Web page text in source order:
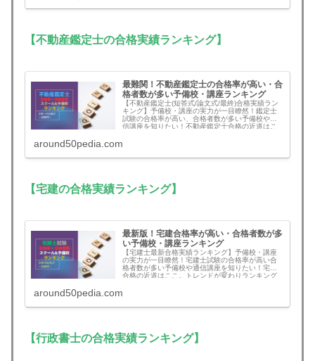
【不動産鑑定士の合格実績ランキング】
最難関！不動産鑑定士の合格率が高い・合
格者数が多い予備校・講座ランキング
【不動産鑑定士(短答式/論文式/最終)合格実績ラン
キング】予備校・講座の実力が一目瞭然！鑑定士
試験の合格率が高い、合格者数が多い予備校や通
信講座を知りたい！不動産鑑定士合格の近道はこ
around50pedia.com
【宅建の合格実績ランキング】
最新版！宅建合格率が高い・合格者数が多
い予備校・講座ランキング
【宅建士最新合格実績ランキング】予備校・講座
の実力が一目瞭然！宅建士試験の合格率が高い合
格者数が多い予備校や通信講座を知りたい！宅建
合格の近道はここ。トレンドが変わりランキング
around50pedia.com
【行政書士の合格実績ランキング】